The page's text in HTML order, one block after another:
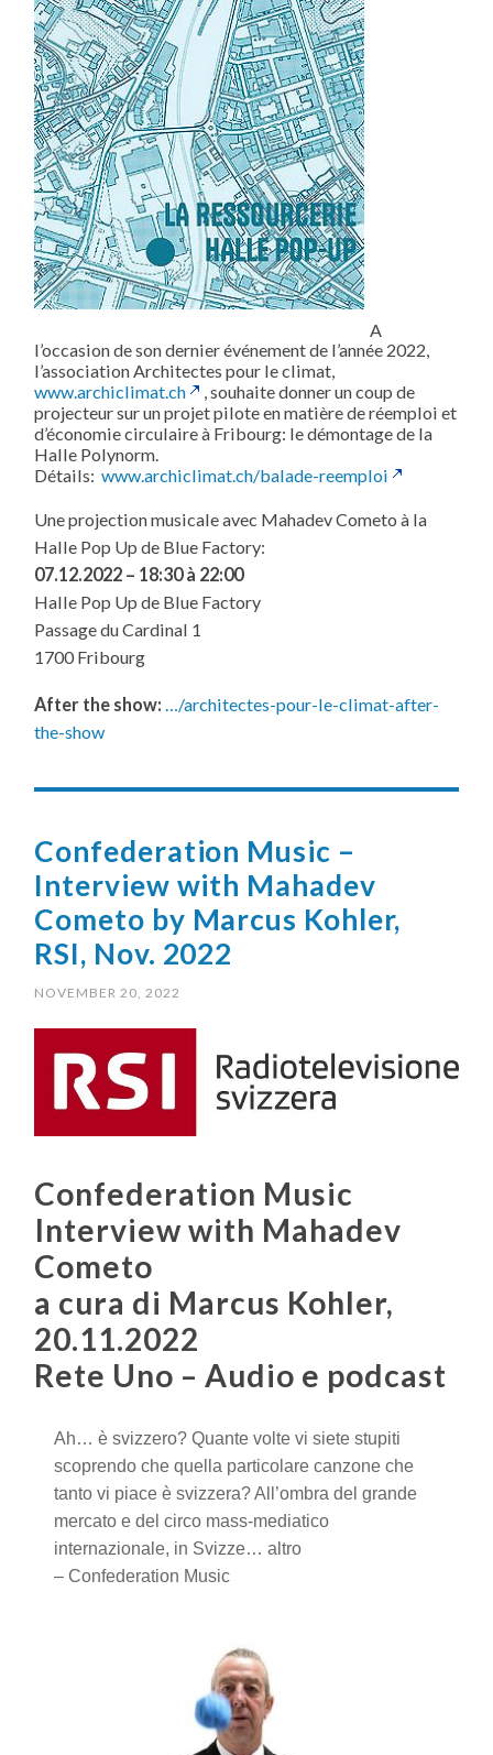
A
l’occasion de son dernier événement de l’année 2022,
l’association Architectes pour le climat,
www.archiclimat.ch
, souhaite donner un coup de
projecteur sur un projet pilote en matière de réemploi et
d’économie circulaire à Fribourg: le démontage de la
Halle Polynorm.
Détails:www.archiclimat.ch/balade-reemploi
Une projection musicale avec Mahadev Cometo à la
Halle Pop Up de Blue Factory:
07.12.2022 – 18:30 à 22:00
Halle Pop Up de Blue Factory
Passage du Cardinal 1
1700 Fribourg
After the show: …/architectes-pour-le-climat-after-
the-show
Confederation Music –
Interview with Mahadev
Cometo by Marcus Kohler,
RSI, Nov. 2022
NOVEMBER 20, 2022
Confederation Music
Interview with Mahadev
Cometo
a cura di Marcus Kohler,
20.11.2022
Rete Uno – Audio e podcast
Ah… è svizzero? Quante volte vi siete stupiti
scoprendo che quella particolare canzone che
tanto vi piace è svizzera? All’ombra del grande
mercato e del circo mass-mediatico
internazionale, in Svizze… altro
– Confederation Music